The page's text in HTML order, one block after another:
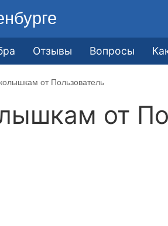
Отзывы Вопросы
от Пользователь
от